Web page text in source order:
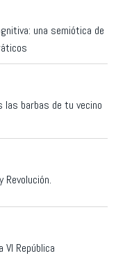
una semiótica de
las barbas de tu vecino
Revolución.
VI República